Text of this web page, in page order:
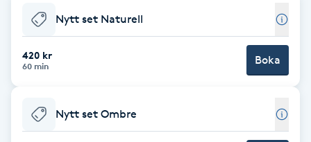
Celluliter
Color correction
Nytt set Naturell
420 kr
60 min Boka
Nytt set Ombre